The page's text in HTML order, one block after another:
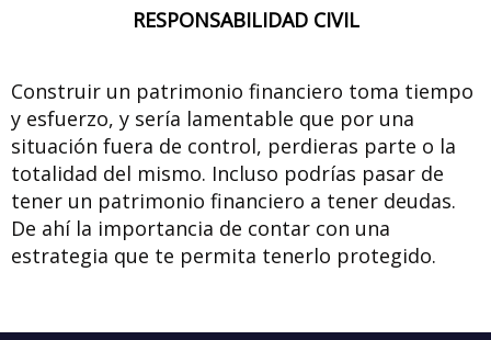
RESPONSABILIDAD CIVIL
Construir un patrimonio financiero toma tiempo
y esfuerzo, y sería lamentable que por una
situación fuera de control, perdieras parte o la
totalidad del mismo. Incluso podrías pasar de
tener un patrimonio financiero a tener deudas.
De ahí la importancia de contar con una
estrategia que te permita tenerlo protegido.